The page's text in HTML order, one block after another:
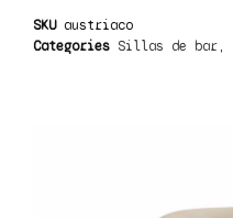
SKU austriaco
Categories Sillas de bar,